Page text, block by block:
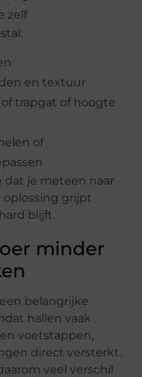
zelf
en textuur
trapgat of hoogte
of
dat je meteen naar
grijpt
blijft.
minder
belangrijke
hallen vaak
voetstappen,
direct versterkt.
veel verschil